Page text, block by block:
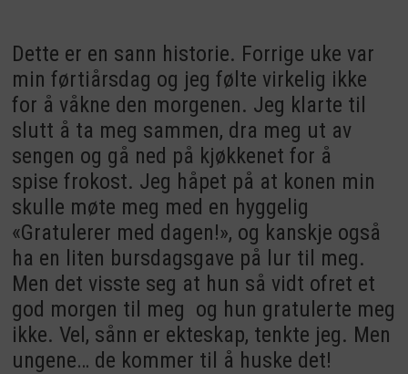
Dette er en sann historie. Forrige uke var
min førtiårsdag og jeg følte virkelig ikke
for å våkne den morgenen. Jeg klarte til
slutt å ta meg sammen, dra meg ut av
sengen og gå ned på kjøkkenet for å
spise frokost. Jeg håpet på at konen min
skulle møte meg med en hyggelig
«Gratulerer med dagen!», og kanskje også
ha en liten bursdagsgave på lur til meg.
Men det visste seg at hun så vidt ofret et
god morgen til meg og hun gratulerte meg
ikke. Vel, sånn er ekteskap, tenkte jeg. Men
ungene… de kommer til å huske det!